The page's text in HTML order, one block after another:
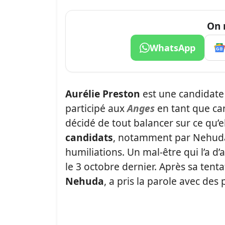
On
WhatsApp
Aurélie Preston est une
participé auxAnges en tant que
décidé de tout balancer sur ce
candidats, notamment par
humiliations. Un mal-être qui l’a
le 3 octobre dernier. Après sa
Nehuda, a pris la parole avec